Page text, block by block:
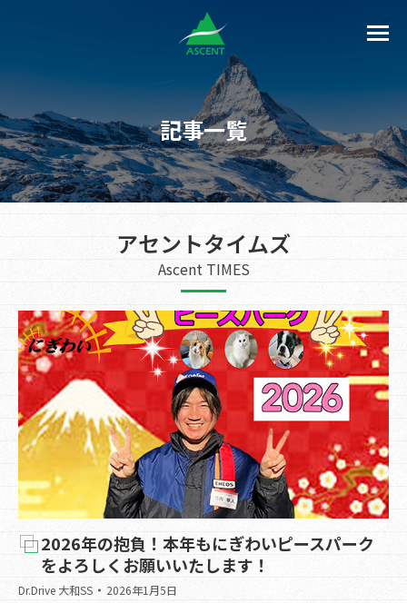
記事一覧
アセントタイムズ
Ascent TIMES
2026年の抱負！本年もにぎわいピースパーク
をよろしくお願いいたします！
Dr.Drive 大和SS 2026年1月5日